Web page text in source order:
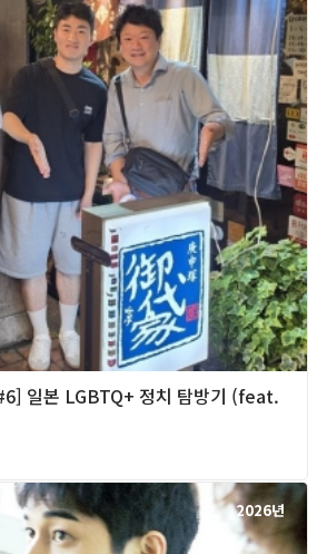
일본 LGBTQ+ 정치 탐방기 (feat.
2026년